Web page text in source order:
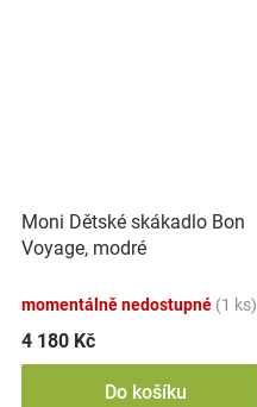
Moni Dětské skákadlo Bon
Voyage, modré
momentálně nedostupné (1 ks)
4 180 Kč
Do košíku